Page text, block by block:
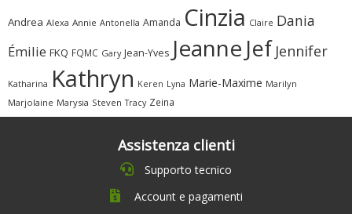
Andrea Alexa Annie Antonella Amanda Cinzia Claire Dania
Émilie FKQ FQMC Gary Jean-Yves Jeanne Jef Jennifer
Katharina Kathryn Keren Lyna Marie-Maxime Marilyn
Marjolaine Marysia Steven Tracy Zeina
Assistenza clienti
Supporto tecnico
Account e pagamenti